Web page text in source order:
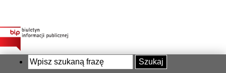
Szukaj